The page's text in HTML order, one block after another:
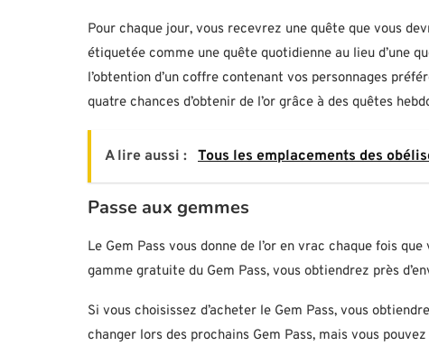
Pour chaque jour, vous recevrez une quête que vous
étiquetée comme une quête quotidienne au lieu d’une
l’obtention d’un coffre contenant vos personnages
quatre chances d’obtenir de l’or grâce à des quêtes
A lire aussi : Tous les emplacements des
Passe aux gemmes
Le Gem Pass vous donne de l’or en vrac chaque fois
gamme gratuite du Gem Pass, vous obtiendrez près
Si vous choisissez d’acheter le Gem Pass, vous
changer lors des prochains Gem Pass, mais vous